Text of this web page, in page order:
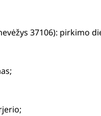
37106): pirkimo